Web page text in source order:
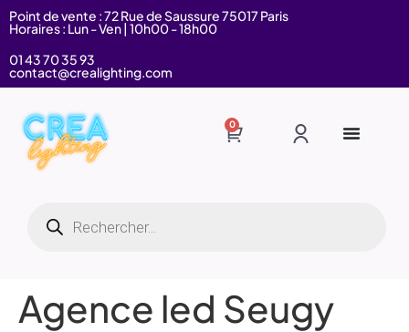
Point de vente : 72 Rue de Saussure 75017 Paris
Horaires : Lun - Ven | 10h00 - 18h00
01 43 70 35 93
contact@crealighting.com
0
Agence led Seugy